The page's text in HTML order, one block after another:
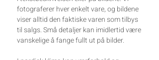
fotograferer hver enkelt vare, og bildene
viser alltid den faktiske varen som tilbys
til salgs. Små detaljer kan imidlertid være
vanskelige å fange fullt ut på bilder.